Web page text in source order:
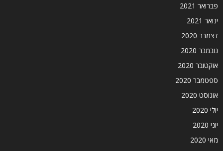
פברואר 2021
ינואר 2021
דצמבר 2020
נובמבר 2020
אוקטובר 2020
ספטמבר 2020
אוגוסט 2020
יולי 2020
יוני 2020
מאי 2020